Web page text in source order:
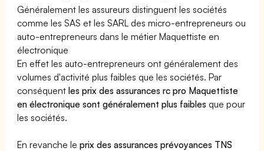
Généralement les assureurs distinguent les sociétés
comme les SAS et les SARL des micro-entrepreneurs ou
auto-entrepreneurs dans le métier Maquettiste en
électronique
En effet les auto-entrepreneurs ont généralement des
volumes d'activité plus faibles que les sociétés. Par
conséquentles prix des assurances rc pro Maquettiste
en électronique sont généralement plus faibles que pour
les sociétés.
En revanche leprix des assurances prévoyances TNS